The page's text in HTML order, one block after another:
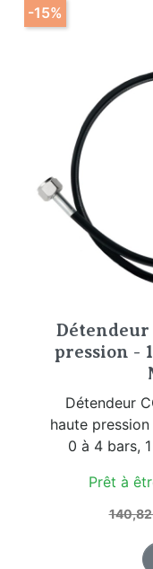
Détendeur
pression -
Détendeur
haute
0 à 4 bars,
Prêt à
Prix
-15%